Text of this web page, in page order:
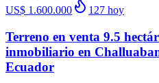
US$ 1.600.000 127 hoy
Terreno en venta 9.5
inmobiliario en
Ecuador